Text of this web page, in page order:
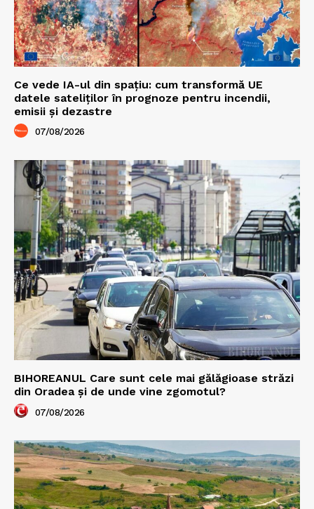
Ce vede IA-ul din spațiu: cum transformă UE
datele sateliților în prognoze pentru incendii,
emisii și dezastre
07/08/2026
BIHOREANUL Care sunt cele mai gălăgioase străzi
din Oradea și de unde vine zgomotul?
07/08/2026